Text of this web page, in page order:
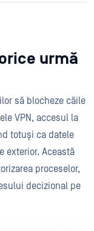
urmă
să blocheze căile
VPN, accesul la
totuși ca datele
exterior. Această
proceselor,
decizional pe